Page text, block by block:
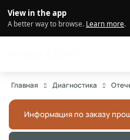
View in the app
A better way to browse. Learn more.
Главная Диагностика
Информация по заказу